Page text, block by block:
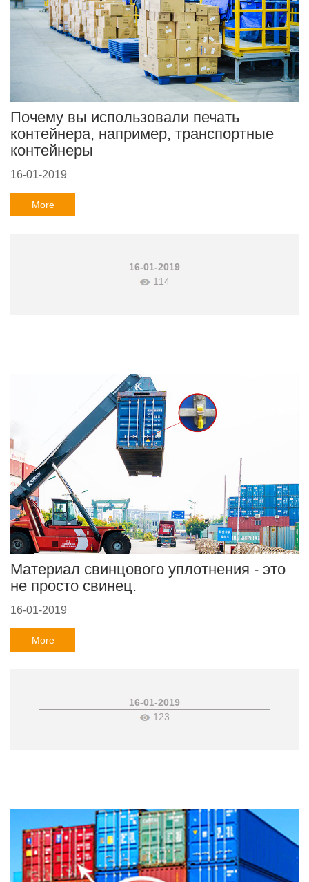
Почему вы использовали печать
контейнера, например, транспортные
контейнеры
16-01-2019
More
16-01-2019
114
Материал свинцового уплотнения - это
не просто свинец.
16-01-2019
More
16-01-2019
123